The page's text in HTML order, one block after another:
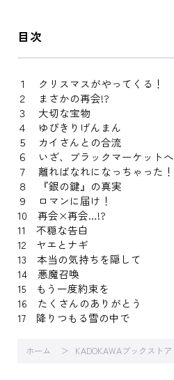
目次
１ クリスマスがやってくる！
２ まさかの再会!?
３ 大切な宝物
４ ゆびきりげんまん
５ カイさんとの合流
６ いざ、ブラックマーケットへ
７ 離ればなれになっちゃった！
８ 『銀の鍵』の真実
９ ロマンに届け！
10 再会×再会…!?
11 不穏な告白
12 ヤエとナギ
13 本当の気持ちを隠して
14 悪魔召喚
15 もう一度約束を
16 たくさんのありがとう
17 降りつもる雪の中で
ホーム KADOKAWAブックストア